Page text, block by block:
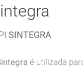
SINTEGRA
é utilizada